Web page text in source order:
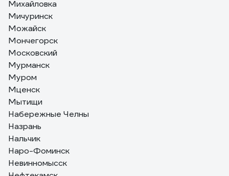
Михайловка
Мичуринск
Можайск
Мончегорск
Московский
Мурманск
Муром
Мценск
Мытищи
Набережные Челны
Назрань
Нальчик
Наро-Фоминск
Невинномысск